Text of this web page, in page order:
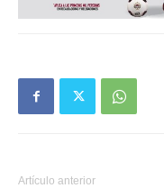
Artículo anterior